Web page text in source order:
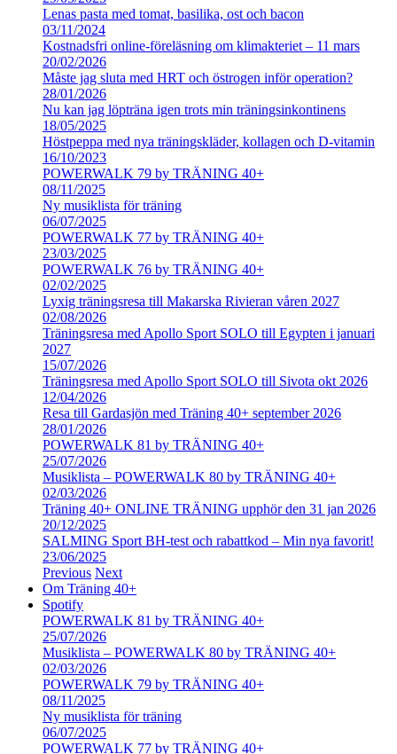
Lenas pasta med tomat, basilika, ost och bacon
03/11/2024
Kostnadsfri online-föreläsning om klimakteriet – 11 mars
20/02/2026
Måste jag sluta med HRT och östrogen inför operation?
28/01/2026
Nu kan jag löpträna igen trots min träningsinkontinens
18/05/2025
Höstpeppa med nya träningskläder, kollagen och D-vitamin
16/10/2023
POWERWALK 79 by TRÄNING 40+
08/11/2025
Ny musiklista för träning
06/07/2025
POWERWALK 77 by TRÄNING 40+
23/03/2025
POWERWALK 76 by TRÄNING 40+
02/02/2025
Lyxig träningsresa till Makarska Rivieran våren 2027
02/08/2026
Träningsresa med Apollo Sport SOLO till Egypten i januari
2027
15/07/2026
Träningsresa med Apollo Sport SOLO till Sivota okt 2026
12/04/2026
Resa till Gardasjön med Träning 40+ september 2026
28/01/2026
POWERWALK 81 by TRÄNING 40+
25/07/2026
Musiklista – POWERWALK 80 by TRÄNING 40+
02/03/2026
Träning 40+ ONLINE TRÄNING upphör den 31 jan 2026
20/12/2025
SALMING Sport BH-test och rabattkod – Min nya favorit!
23/06/2025
Previous Next
Om Träning 40+
Spotify
POWERWALK 81 by TRÄNING 40+
25/07/2026
Musiklista – POWERWALK 80 by TRÄNING 40+
02/03/2026
POWERWALK 79 by TRÄNING 40+
08/11/2025
Ny musiklista för träning
06/07/2025
POWERWALK 77 by TRÄNING 40+